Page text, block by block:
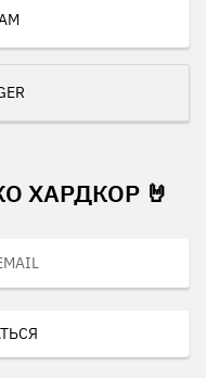
ХАРДКОР 🤘